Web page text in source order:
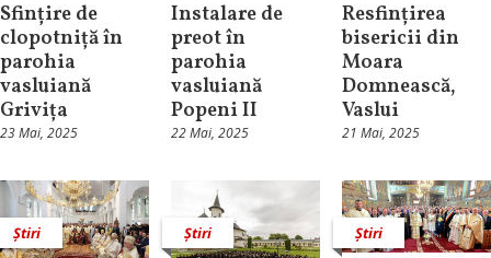
Sfințire de
clopotniță în
parohia
vasluiană
Grivița
23 Mai, 2025
Instalare de
preot în
parohia
vasluiană
Popeni II
22 Mai, 2025
Resfințirea
bisericii din
Moara
Domnească,
Vaslui
21 Mai, 2025
Știri Știri Știri